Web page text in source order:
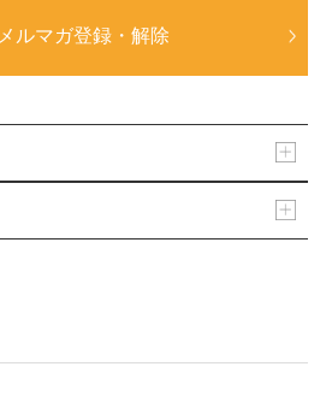
メルマガ登録・解除